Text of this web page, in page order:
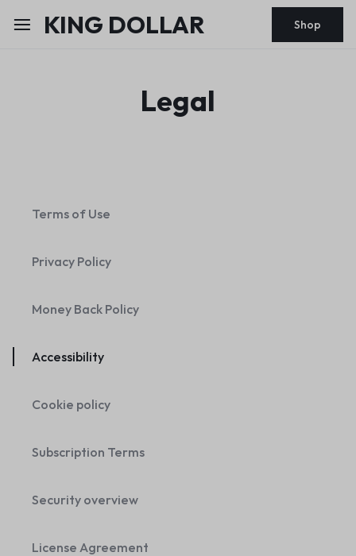
KING DOLLAR Shop
Legal
Terms of Use
Privacy Policy
Money Back Policy
Accessibility
Cookie policy
Subscription Terms
Security overview
License Agreement